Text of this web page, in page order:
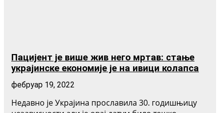
Пацијент је више жив него мртав: стање
украјинске економије је на ивици колапса
фебруар 19, 2022
Недавно је Украјина прославила 30. годишњицу